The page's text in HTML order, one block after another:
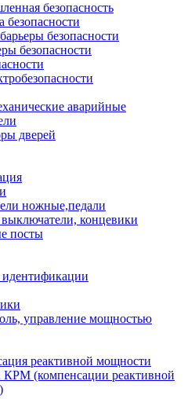
безопасность
безопасности
безопасности
безопасности
аварийные
дверей
ножные,педали
концевики
посты
управление мощностью
реактивной мощности
КРМ (компенсации реактивной